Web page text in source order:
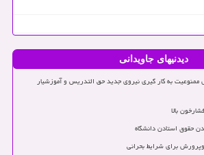
دیدنیهای جاویدانی
به کار گیری نیروی جدید حق التدریس و آموزشیار
بالا
حقوق استادن دانشگاه
برای شرایط بحرانی